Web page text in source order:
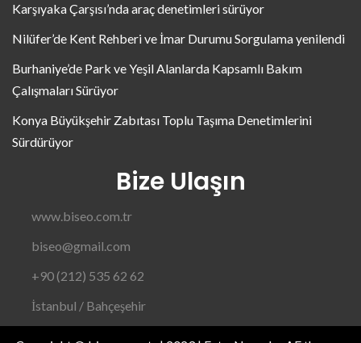
Karşıyaka Çarşısı’nda araç denetimleri sürüyor
Nilüfer’de Kent Rehberi ve İmar Durumu Sorgulama yenilendi
Burhaniye’de Park ve Yeşil Alanlarda Kapsamlı Bakım
Çalışmaları Sürüyor
Konya Büyükşehir Zabıtası Toplu Taşıma Denetimlerini
Sürdürüyor
Bize Ulaşın
www.biseo.com.tr
biseo@gmail.com
+90 (212) 535 62 62
İstanbul / Bahçeşehir